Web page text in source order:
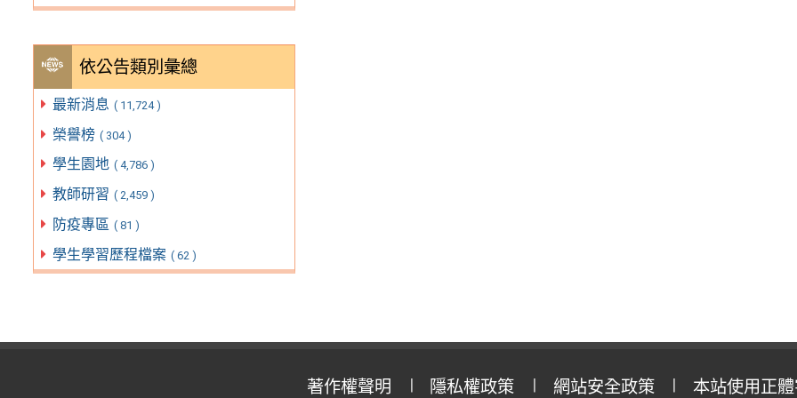
依公告類別彙總
最新消息 ( 11,724 )
榮譽榜 ( 304 )
學生園地 ( 4,786 )
教師研習 ( 2,459 )
防疫專區 ( 81 )
學生學習歷程檔案 ( 62 )
著作權聲明 隱私權政策 網站安全政策 本站使用正